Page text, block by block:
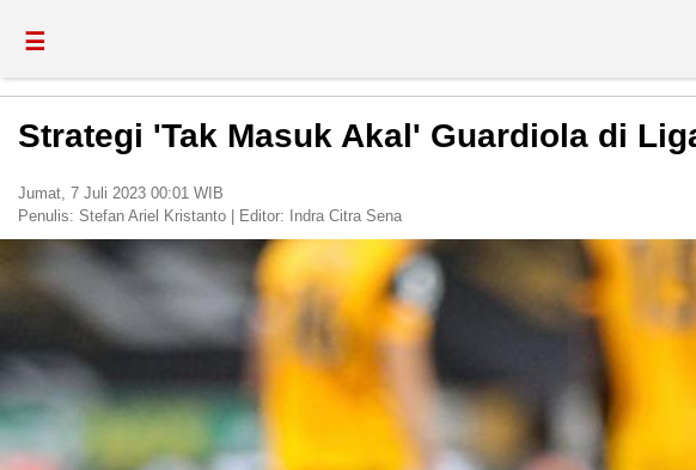
☰
Strategi 'Tak Masuk Akal' Guardiola di
Jumat, 7 Juli 2023 00:01 WIB
Penulis: Stefan Ariel Kristanto Editor: Indra Citra Sena